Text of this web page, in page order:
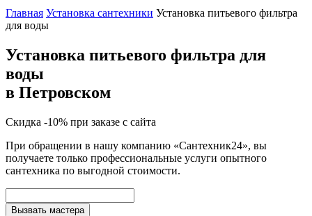
Главная Установка сантехники Установка питьевого фильтра
для воды
Установка питьевого фильтра для
воды
в Петровском
Скидка -10% при заказе с сайта
При обращении в нашу компанию «Сантехник24», вы
получаете только профессиональные услуги опытного
сантехника по выгодной стоимости.
Вызвать мастера